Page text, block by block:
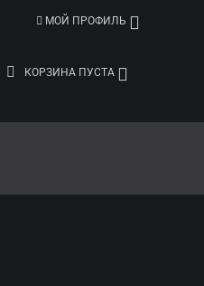
МОЙ ПРОФИЛЬ
КОРЗИНА ПУСТА